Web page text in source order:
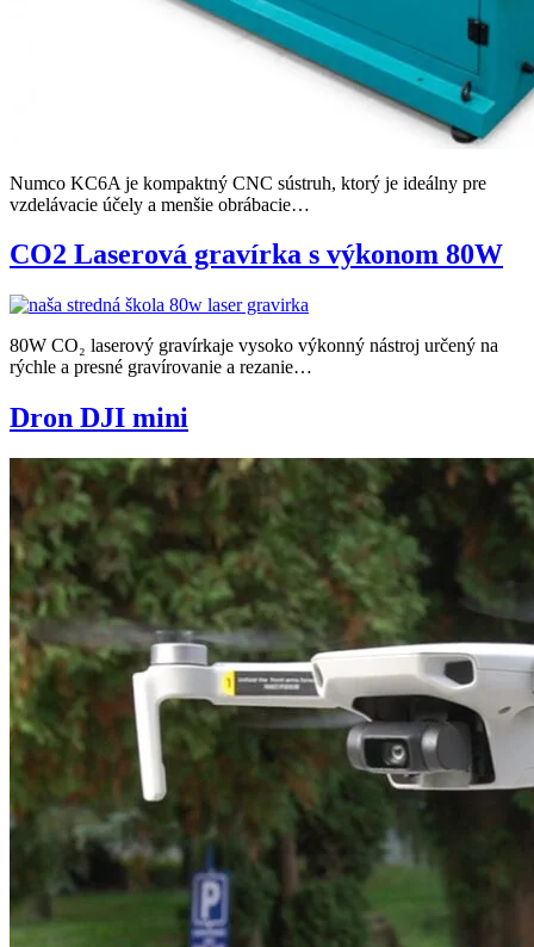
Numco KC6A je kompaktný CNC sústruh, ktorý je ideálny pre
vzdelávacie účely a menšie obrábacie…
CO2 Laserová gravírka s výkonom 80W
80W CO₂ laserový gravírkaje vysoko výkonný nástroj určený na
rýchle a presné gravírovanie a rezanie…
Dron DJI mini